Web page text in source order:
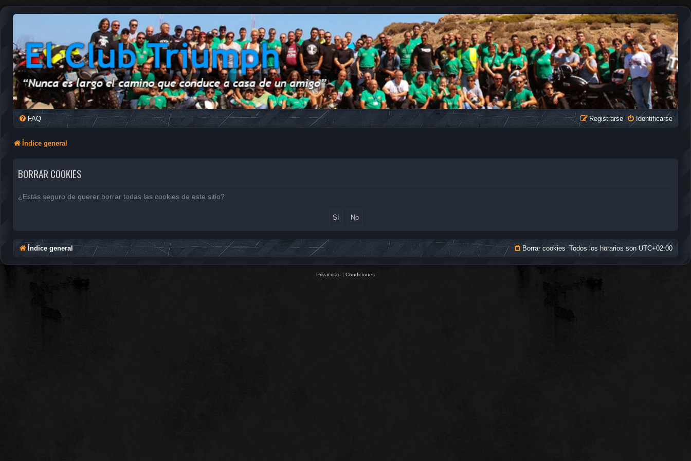
FAQ Identificarse
Registrarse
Índice general
BORRAR COOKIES
¿Estás seguro de querer borrar todas las cookies de este sitio?
Índice general Todos los horarios sonUTC+02:00
Borrar cookies
Privacidad | Condiciones